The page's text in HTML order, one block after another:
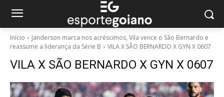
Início
Janderson marca nos acréscimos, Vila vence o São Bernardo e
reassume a liderança da Série B
VILA X SÃO BERNARDO X GYN X 0607
VILA X SÃO BERNARDO X GYN X 0607